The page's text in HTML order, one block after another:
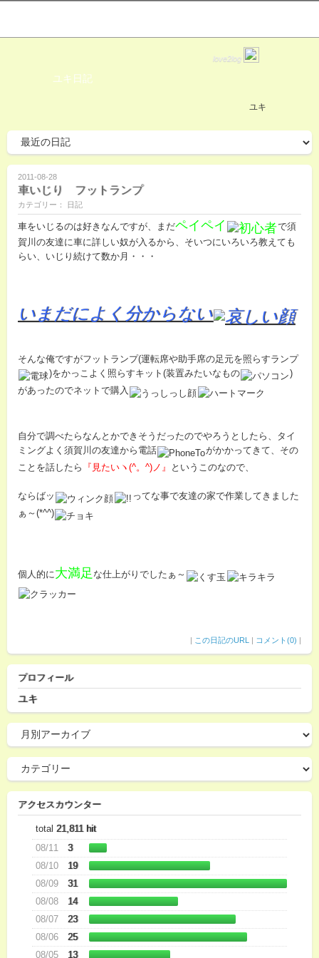
love2log
ユキ日記
ユキ
2011-08-28
車いじり フットランプ
カテゴリー： 日記
車をいじるのは好きなんですが、まだペイペイ
で須
賀川の友達に車に詳しい奴が入るから、そいつにいろいろ教えても
らい、いじり続けて数か月・・・
いまだによく分からない
そんな俺ですがフットランプ(運転席や助手席の足元を照らすランプ
)をかっこよく照らすキット(装置みたいなもの
)
があったのでネットで購入
自分で調べたらなんとかできそうだったのでやろうとしたら、タイ
ミングよく須賀川の友達から電話
がかかってきて、その
ことを話したら
『見たいヽ(^。^)ノ』 というこのなので、
ならばッ
ってな事で友達の家で作業してきました
ぁ～(*^^)
個人的に大満足 な仕上がりでしたぁ～
| この日記のURL | コメント(0) |
プロフィール
ユキ
アクセスカウンター
total 21,811 hit
08/11
3
08/10
19
08/09
31
08/08
14
08/07
23
08/06
25
08/05
13